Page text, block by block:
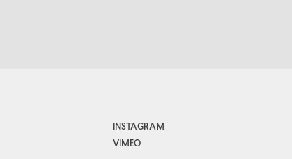
INSTAGRAM
VIMEO